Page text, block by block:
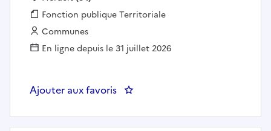
Fonction publique :
Fonction publique Territoriale
Employeur :
Communes
En ligne depuis le 31 juillet 2026
Ajouter aux favoris : Secrétaire général de mairie (h/